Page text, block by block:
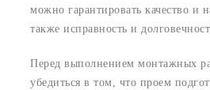
можно гарантировать качество и
также исправность и
Перед выполнением монтажных
убедиться в том, что проем